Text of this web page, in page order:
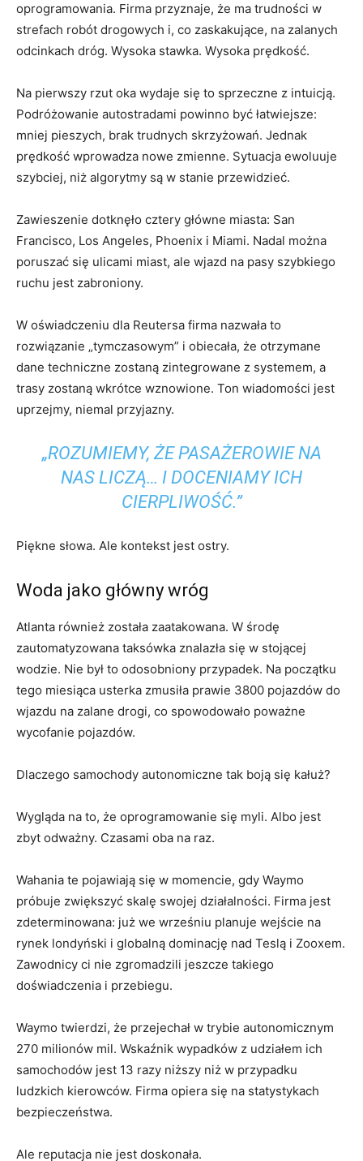
oprogramowania. Firma przyznaje, że ma trudności w
strefach robót drogowych i, co zaskakujące, na zalanych
odcinkach dróg. Wysoka stawka. Wysoka prędkość.
Na pierwszy rzut oka wydaje się to sprzeczne z intuicją.
Podróżowanie autostradami powinno być łatwiejsze:
mniej pieszych, brak trudnych skrzyżowań. Jednak
prędkość wprowadza nowe zmienne. Sytuacja ewoluuje
szybciej, niż algorytmy są w stanie przewidzieć.
Zawieszenie dotknęło cztery główne miasta: San
Francisco, Los Angeles, Phoenix i Miami. Nadal można
poruszać się ulicami miast, ale wjazd na pasy szybkiego
ruchu jest zabroniony.
W oświadczeniu dla Reutersa firma nazwała to
rozwiązanie „tymczasowym” i obiecała, że ​​otrzymane
dane techniczne zostaną zintegrowane z systemem, a
trasy zostaną wkrótce wznowione. Ton wiadomości jest
uprzejmy, niemal przyjazny.
„ROZUMIEMY, ŻE PASAŻEROWIE NA
NAS LICZĄ… I DOCENIAMY ICH
CIERPLIWOŚĆ.”
Piękne słowa. Ale kontekst jest ostry.
Woda jako główny wróg
Atlanta również została zaatakowana. W środę
zautomatyzowana taksówka znalazła się w stojącej
wodzie. Nie był to odosobniony przypadek. Na początku
tego miesiąca usterka zmusiła prawie 3800 pojazdów do
wjazdu na zalane drogi, co spowodowało poważne
wycofanie pojazdów.
Dlaczego samochody autonomiczne tak boją się kałuż?
Wygląda na to, że oprogramowanie się myli. Albo jest
zbyt odważny. Czasami oba na raz.
Wahania te pojawiają się w momencie, gdy Waymo
próbuje zwiększyć skalę swojej działalności. Firma jest
zdeterminowana: już we wrześniu planuje wejście na
rynek londyński i globalną dominację nad Teslą i Zooxem.
Zawodnicy ci nie zgromadzili jeszcze takiego
doświadczenia i przebiegu.
Waymo twierdzi, że przejechał w trybie autonomicznym
270 milionów mil. Wskaźnik wypadków z udziałem ich
samochodów jest 13 razy niższy niż w przypadku
ludzkich kierowców. Firma opiera się na statystykach
bezpieczeństwa.
Ale reputacja nie jest doskonała.